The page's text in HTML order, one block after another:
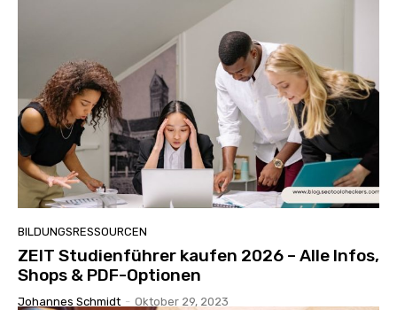
BILDUNGSRESSOURCEN
ZEIT Studienführer kaufen 2026 – Alle Infos,
Shops & PDF-Optionen
Johannes Schmidt - Oktober 29, 2023